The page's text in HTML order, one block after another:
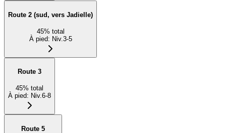
Route 2 (sud, vers Jadielle)
45% total
À pied: Niv.3-5
Route 3
45% total
À pied: Niv.6-8
Route 5